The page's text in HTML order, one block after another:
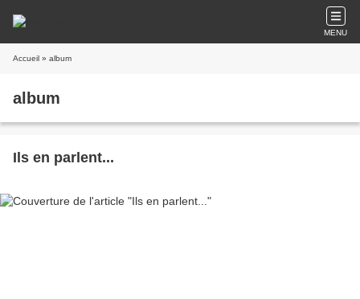
MENU
Accueil » album
album
Ils en parlent...